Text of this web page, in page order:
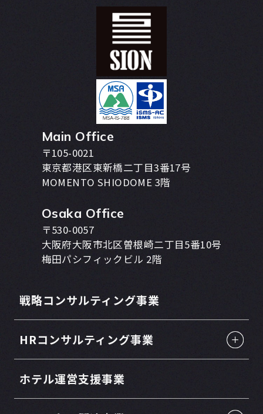
Main Office
〒105-0021
東京都港区東新橋二丁目3番17号
MOMENTO SHIODOME 3階
Osaka Office
〒530-0057
大阪府大阪市北区曽根崎二丁目5番10号
梅田パシフィックビル 2階
戦略コンサルティング事業
HRコンサルティング事業
ホテル運営支援事業